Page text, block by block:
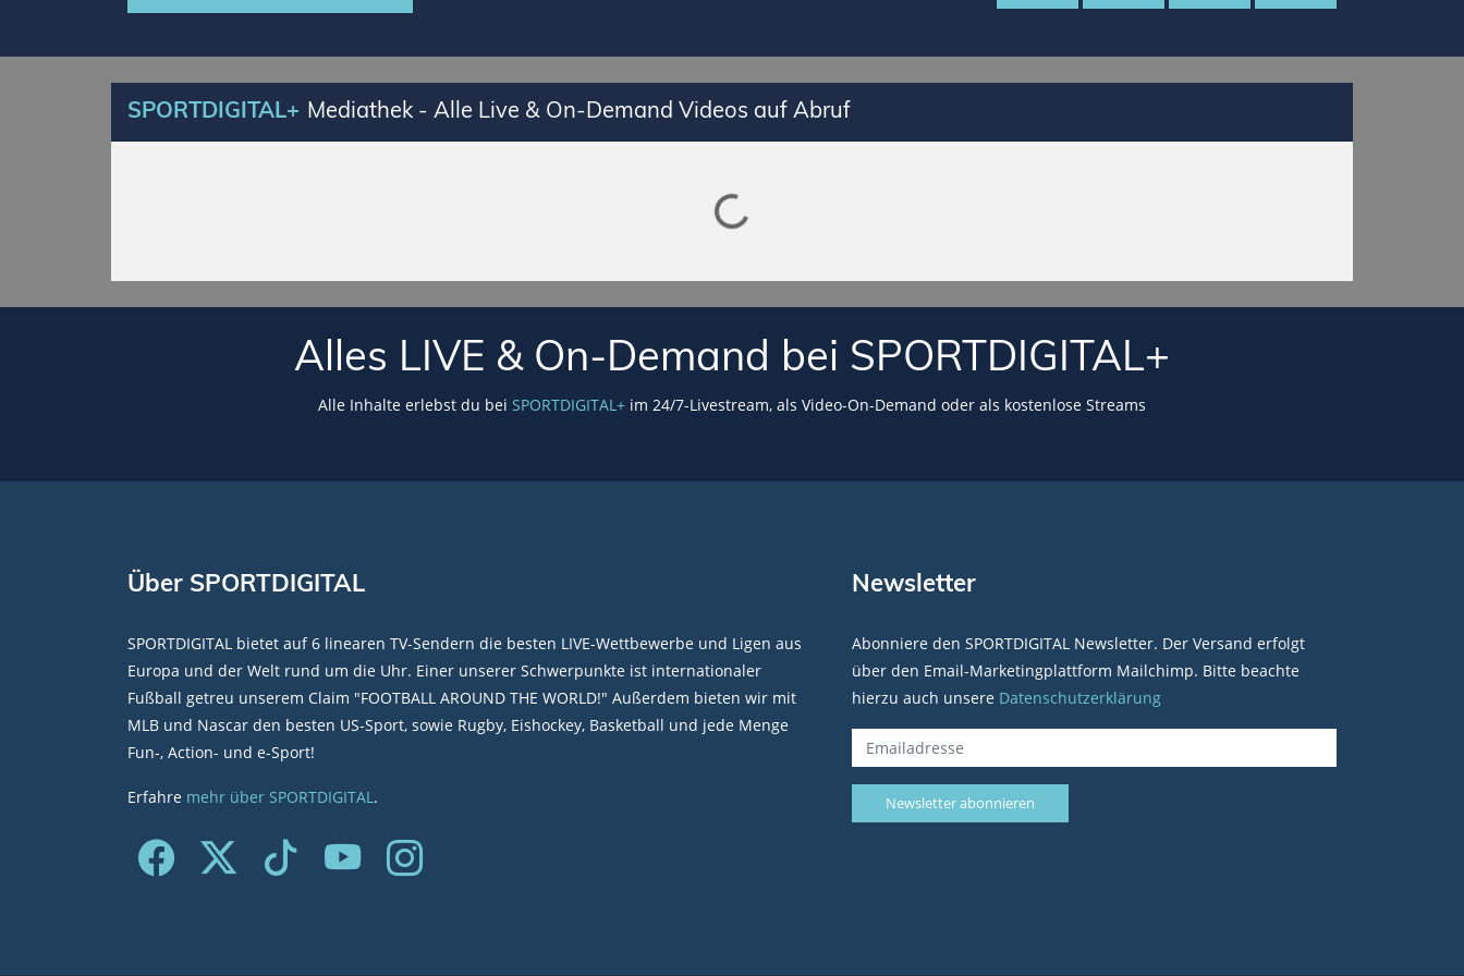
SPORTDIGITAL+ Mediathek - Alle Live & On-Demand Videos auf Abruf
Lade SPORTDIGITAL+ Mediathek
Alles LIVE & On-Demand bei SPORTDIGITAL+
Alle Inhalte erlebst du bei SPORTDIGITAL+ im 24/7-Livestream, als Video-On-Demand oder als kostenlose Streams
Über SPORTDIGITAL
SPORTDIGITAL bietet auf 6 linearen TV-Sendern die besten LIVE-Wettbewerbe und Ligen aus
Europa und der Welt rund um die Uhr. Einer unserer Schwerpunkte ist internationaler
Fußball getreu unserem Claim "FOOTBALL AROUND THE WORLD!" Außerdem bieten wir mit
MLB und Nascar den besten US-Sport, sowie Rugby, Eishockey, Basketball und jede Menge
Fun-, Action- und e-Sport!
Erfahre mehr über SPORTDIGITAL.
Newsletter
Abonniere den SPORTDIGITAL Newsletter. Der Versand erfolgt
über den Email-Marketingplattform Mailchimp. Bitte beachte
hierzu auch unsere Datenschutzerklärung